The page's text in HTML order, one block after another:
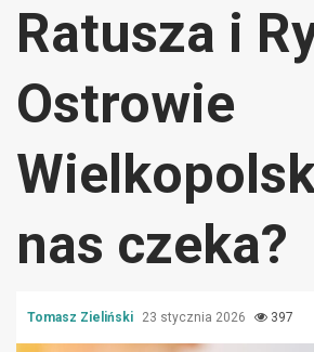
Ratusza i
Ostrowie
nas czeka?
Tomasz Zieliński 23 stycznia 2026 397